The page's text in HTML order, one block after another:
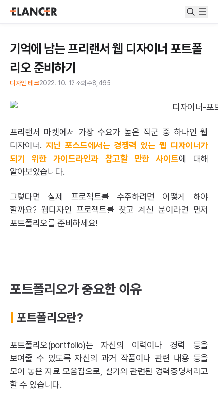
기억에 남는 프리랜서 웹 디자이너 포트폴
리오 준비하기
디자인 테크2022. 10. 12조회수8,465
프리랜서 마켓에서 가장 수요가 높은 직군 중 하나인 웹
디자이너.지난 포스트에서는 경쟁력 있는 웹 디자이너가
되기 위한 가이드라인과 참고할 만한 사이트에 대해
알아보았습니다.
그렇다면 실제 프로젝트를 수주하려면 어떻게 해야
할까요? 웹디자인 프로젝트를 찾고 계신 분이라면 먼저
포트폴리오를 준비하세요!
포트폴리오가 중요한 이유
|포트폴리오란?
포트폴리오(portfolio)는 자신의 이력이나 경력 등을
보여줄 수 있도록 자신의 과거 작품이나 관련 내용 등을
모아 놓은 자료 모음집으로, 실기와 관련된 경력증명서라고
할 수 있습니다.